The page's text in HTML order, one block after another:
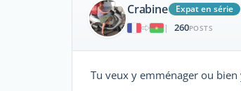
Crabine
Expat en série
|
260POSTS
Tu veux y emménager ou